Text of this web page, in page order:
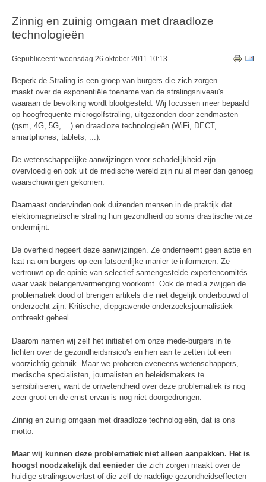
Zinnig en zuinig omgaan met draadloze
technologieën
Gepubliceerd: woensdag 26 oktober 2011 10:13
Beperk de Straling is een groep van burgers die zich zorgen
maakt over de exponentiële toename van de stralingsniveau's
waaraan de bevolking wordt blootgesteld. Wij focussen meer bepaald
op hoogfrequente microgolfstraling, uitgezonden door zendmasten
(gsm, 4G, 5G, ...) en draadloze technologieën (WiFi, DECT,
smartphones, tablets, ...).
De wetenschappelijke aanwijzingen voor schadelijkheid zijn
overvloedig en ook uit de medische wereld zijn nu al meer dan genoeg
waarschuwingen gekomen.
Daarnaast ondervinden ook duizenden mensen in de praktijk dat
elektromagnetische straling hun gezondheid op soms drastische wijze
ondermijnt.
De overheid negeert deze aanwijzingen. Ze onderneemt geen actie en
laat na om burgers op een fatsoenlijke manier te informeren. Ze
vertrouwt op de opinie van selectief samengestelde expertencomités
waar vaak belangenvermenging voorkomt. Ook de media zwijgen de
problematiek dood of brengen artikels die niet degelijk onderbouwd of
onderzocht zijn. Kritische, diepgravende onderzoeksjournalistiek
ontbreekt geheel.
Daarom namen wij zelf het initiatief om onze mede-burgers in te
lichten over de gezondheidsrisico's en hen aan te zetten tot een
voorzichtig gebruik. Maar we proberen eveneens wetenschappers,
medische specialisten, journalisten en beleidsmakers te
sensibiliseren, want de onwetendheid over deze problematiek is nog
zeer groot en de ernst ervan is nog niet doorgedrongen.
Zinnig en zuinig omgaan met draadloze technologieën, dat is ons
motto.
Maar wij kunnen deze problematiek niet alleen aanpakken. Het is
hoogst noodzakelijk dat eenieder die zich zorgen maakt over de
huidige stralingsoverlast of die zelf de nadelige gezondheidseffecten